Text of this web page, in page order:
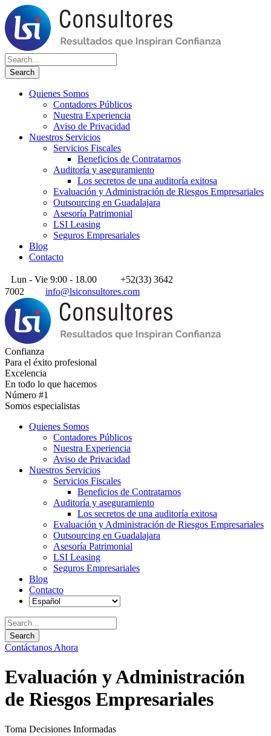
Quienes Somos
Contadores Públicos
Nuestra Experiencia
Aviso de Privacidad
Nuestros Servicios
Servicios Fiscales
Beneficios de Contratarnos
Auditoría y aseguramiento
Los secretos de una auditoría exitosa
Evaluación y Administración de Riesgos Empresariales
Outsourcing en Guadalajara
Asesoría Patrimonial
LSI Leasing
Seguros Empresariales
Blog
Contacto
Lun - Vie 9:00 - 18.00
+52(33) 3642
7002
info@lsiconsultores.com
Confianza
Para el éxito profesional
Excelencia
En todo lo que hacemos
Número #1
Somos especialistas
Quienes Somos
Contadores Públicos
Nuestra Experiencia
Aviso de Privacidad
Nuestros Servicios
Servicios Fiscales
Beneficios de Contratarnos
Auditoría y aseguramiento
Los secretos de una auditoría exitosa
Evaluación y Administración de Riesgos Empresariales
Outsourcing en Guadalajara
Asesoría Patrimonial
LSI Leasing
Seguros Empresariales
Blog
Contacto
Contáctanos Ahora
Evaluación y Administración
de Riesgos Empresariales
Toma Decisiones Informadas